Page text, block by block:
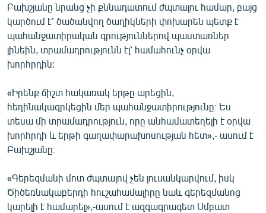
Բախշյանը նրանց չի քննադատում ժպտալու համար, բայց
կարծում է՝ ծածանվող ծաղիկների փոխարեն պետք է
պահանջատիրական գրություններով պաստառներ
լինեին, տրամադրությունն էլ՝ համահունչ օրվա
խորհրդին:
«Իրենք ճիշտ հակառակ երթը արեցին,
հեղինակազրկեցին մեր պահանջատիրությունը։ Ես
տեսա մի տրամադրություն, որը անհամատեղելի է օրվա
խորհրդի և երթի գաղափարախոսության հետ»,- ասում է
Բախշյանը։
«Գերեզմանի մոտ ժպտալով չեն լուսանկարվում, իսկ
Ծիծեռնակաբերդի հուշահամալիրը նաև գերեզմանոց
կարելի է համարել»,-ասում է ազգագրագետ Սմբատ